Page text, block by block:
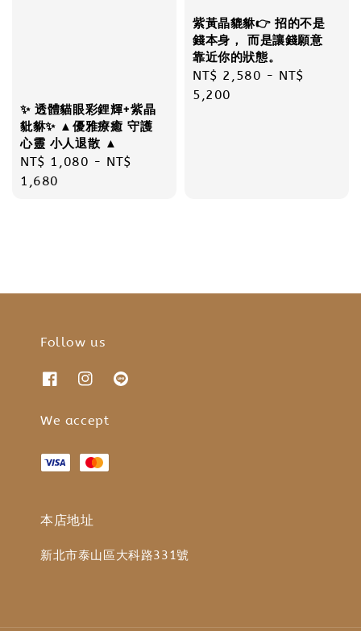
✨ 透體貓眼彩鋰輝+紫晶
豼貅✨ ▲優雅療癒 守護
心靈 小人退散 ▲
Regular
price
NT$ 1,080 - NT$
1,680
紫黃晶貔貅👉 招的不是
錢本身， 而是讓錢願意
靠近你的狀態。
Regular
price
NT$ 2,580 - NT$
5,200
Follow us
We accept
本店地址
新北市泰山區大科路331號